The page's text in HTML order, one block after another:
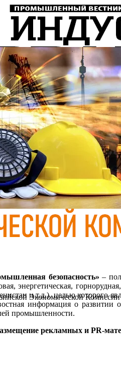
Экономической Комиссии
безопасность»–
энергетическая,
и т.д.), целью которого
информация о
промышленности.
рекламных и PR-